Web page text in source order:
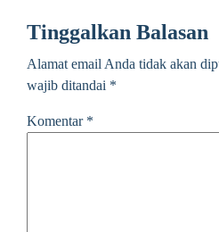
Tinggalkan Balasan
Alamat email Anda tidak akan
wajib ditandai *
Komentar *